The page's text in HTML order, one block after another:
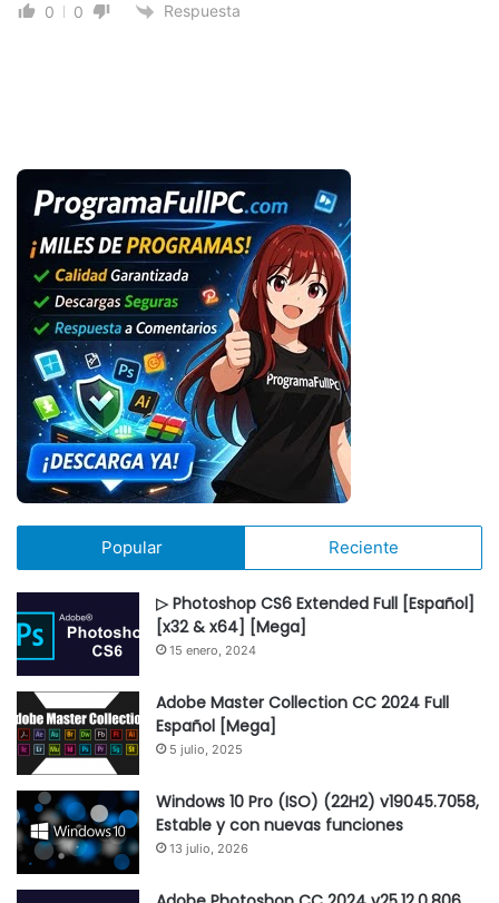
0 0 Respuesta
Popular Reciente
▷ Photoshop CS6 Extended Full [Español]
[x32 & x64] [Mega]
15 enero, 2024
Adobe Master Collection CC 2024 Full
Español [Mega]
5 julio, 2025
Windows 10 Pro (ISO) (22H2) v19045.7058,
Estable y con nuevas funciones
13 julio, 2026